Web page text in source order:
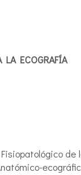
ECOGRAFÍA